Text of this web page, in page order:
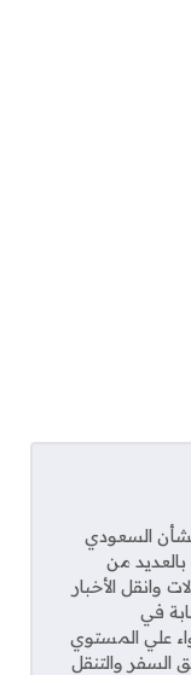
السعودي
بالعديد من
وانقل الأخبار
في
علي المستوي
السفر والتنقل